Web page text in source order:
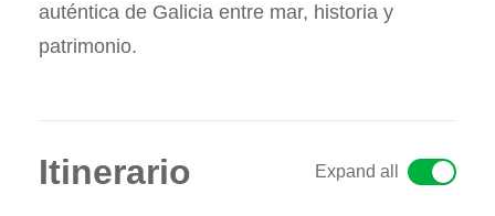
auténtica de Galicia entre mar, historia y
patrimonio.
Itinerario Expand all